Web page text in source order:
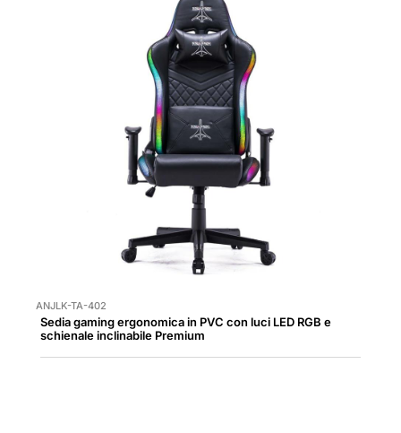
ANJLK-TA-402
Sedia gaming ergonomica in PVC con luci LED RGB e
schienale inclinabile Premium